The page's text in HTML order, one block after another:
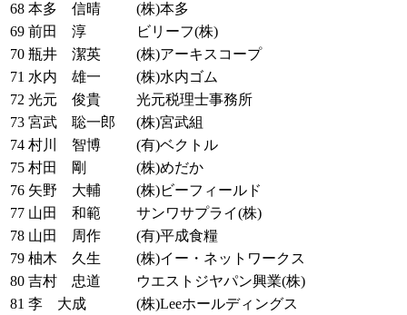
68 本多 信晴
(株)本多
69 前田 淳
ビリーフ(株)
70 瓶井 潔英
(株)アーキスコープ
71 水内 雄一
(株)水内ゴム
72 光元 俊貴
光元税理士事務所
73 宮武 聡一郎
(株)宮武組
74 村川 智博
(有)ベクトル
75 村田 剛
(株)めだか
76 矢野 大輔
(株)ビーフィールド
77 山田 和範
サンワサプライ(株)
78 山田 周作
(有)平成食糧
79 柚木 久生
(株)イー・ネットワークス
80 吉村 忠道
ウエストジヤパン興業(株)
81 李 大成 (株)Leeホールディングス